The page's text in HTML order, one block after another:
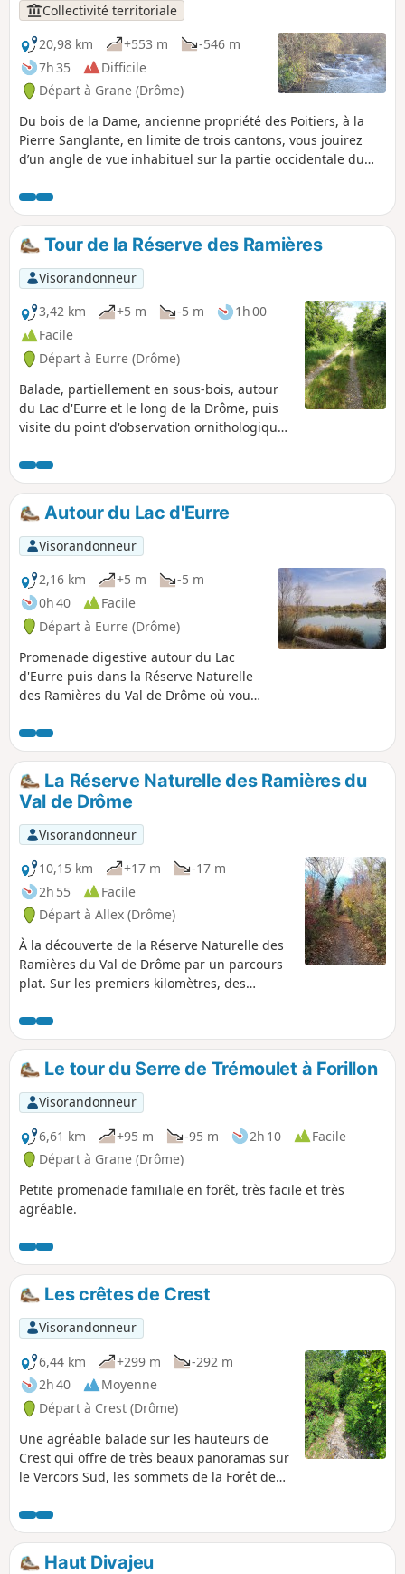
Collectivité territoriale
20,98 km
+553 m
-546 m
7h 35
Difficile
Départ à Grane (Drôme)
Du bois de la Dame, ancienne propriété des Poitiers, à la
Pierre Sanglante, en limite de trois cantons, vous jouirez
d’un angle de vue inhabituel sur la partie occidentale du
Tour de la Réserve des Ramières
Visorandonneur
3,42 km
+5 m -5 m
1h 00
Facile
Départ à Eurre (Drôme)
Balade, partiellement en sous-bois, autour
du Lac d'Eurre et le long de la Drôme, puis
visite du point d'observation ornithologique
Autour du Lac d'Eurre
Visorandonneur
2,16 km
+5 m
-5 m
0h 40
Facile
Départ à Eurre (Drôme)
Promenade digestive autour du Lac
d'Eurre puis dans la Réserve Naturelle
des Ramières du Val de Drôme où vous
des oiseaux migrateurs faisant un
pause ou ragondins et castors.
La Réserve Naturelle des Ramières du
Val de Drôme
Visorandonneur
10,15 km
+17 m
-17 m
2h 55
Facile
Départ à Allex (Drôme)
À la découverte de la Réserve Naturelle des
Ramières du Val de Drôme par un parcours
plat. Sur les premiers kilomètres, des
agrémenteront la balade.
Le tour du Serre de Trémoulet à Forillon
Visorandonneur
6,61 km
+95 m -95 m 2h 10
Facile
Départ à Grane (Drôme)
Petite promenade familiale en forêt, très facile et très
agréable.
Les crêtes de Crest
Visorandonneur
6,44 km
+299 m
-292 m
2h 40
Moyenne
Départ à Crest (Drôme)
Une agréable balade sur les hauteurs de
Crest qui offre de très beaux panoramas sur
le Vercors Sud, les sommets de la Forêt de
Drôme. En prime, la découverte de Crest et
son patrimoine sera possible en début et fin
de parcours.
Haut Divajeu